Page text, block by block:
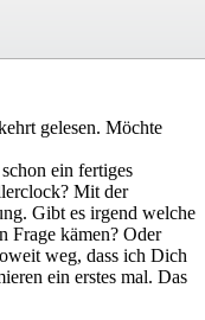
gelesen. Möchte
ein fertiges
Mit der
Gibt es irgend welche
Frage kämen? Oder
weg, dass ich Dich
ein erstes mal. Das